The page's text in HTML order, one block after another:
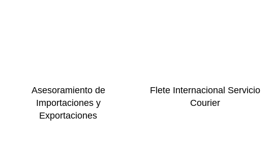
Asesoramiento de
Importaciones y
Exportaciones
Flete Internacional Servicio
Courier